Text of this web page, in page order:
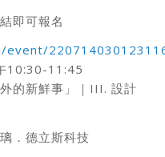
即可報名
event/
10:30-11:45
的新鮮事」｜III. 設計
．德立斯科技